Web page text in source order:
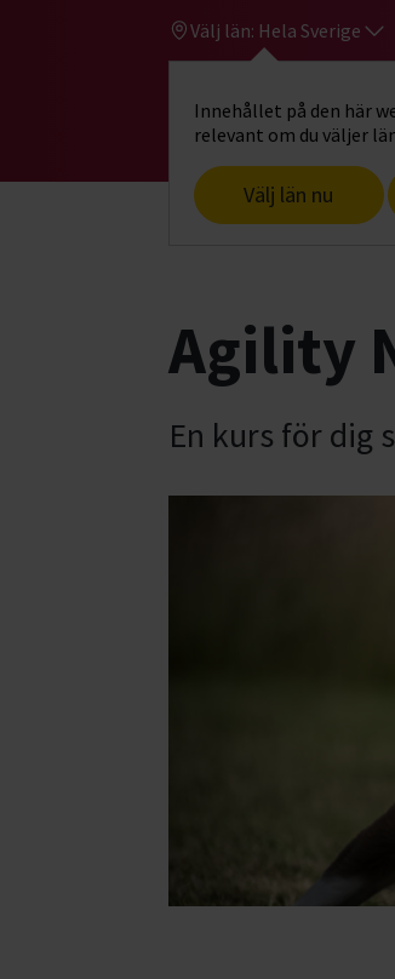
Välj län: Hela Sverige
Innehållet på den här
relevant om du väljer
Välj län nu
Gå till
Start Hitta intresse
Agility
En kurs för dig